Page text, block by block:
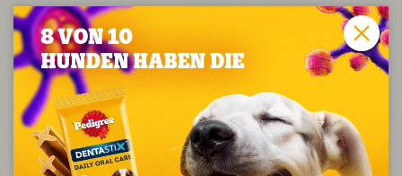
Typische Herausforderungen können das Bellen bei
Langeweile oder das Alleinbleiben sein. Hier hilft ein
konsequentes, aber liebevollesHundetraining, das
Geduld und Verständnis mitbringt. Frühzeitige
Sozialisierung und geistige Beschäftigung sind
entscheidend, um unerwünschtes Verhalten zu
vermeiden und den Shih Tzu zu einem ausgeglichenen